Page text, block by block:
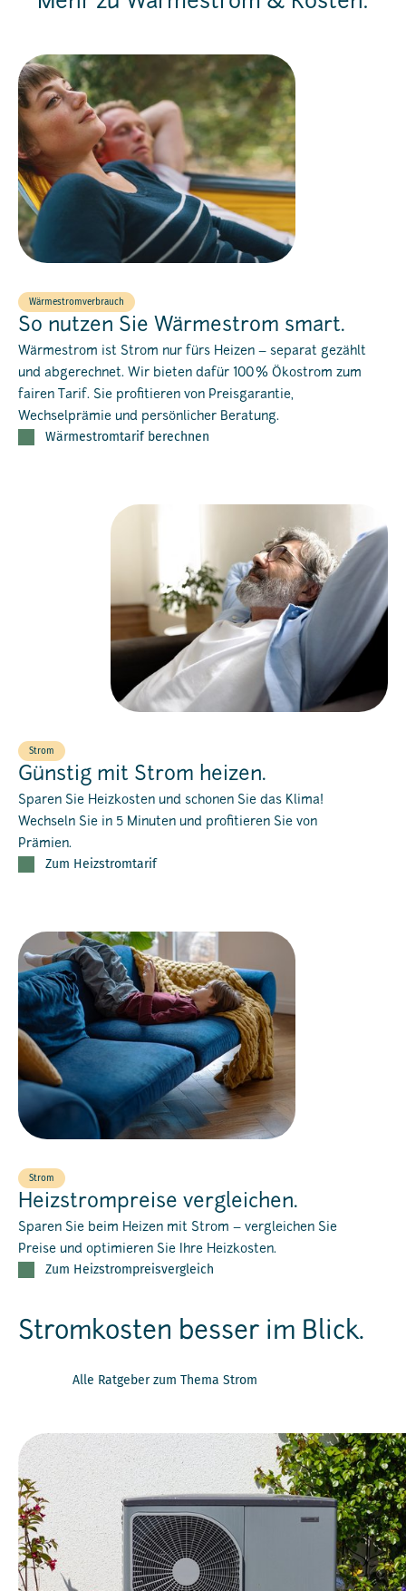
Wärmestromverbrauch
So nutzen Sie Wärmestrom smart.
Wärmestrom ist Strom nur fürs Heizen – separat gezählt
und abgerechnet. Wir bieten dafür 100 % Ökostrom zum
fairen Tarif. Sie profitieren von Preisgarantie,
Wechselprämie und persönlicher Beratung.
Wärmestromtarif berechnen
Strom
Günstig mit Strom heizen.
Sparen Sie Heizkosten und schonen Sie das Klima!
Wechseln Sie in 5 Minuten und profitieren Sie von
Prämien.
Zum Heizstromtarif
Strom
Heizstrompreise vergleichen.
Sparen Sie beim Heizen mit Strom – vergleichen Sie
Preise und optimieren Sie Ihre Heizkosten.
Zum Heizstrompreisvergleich
Stromkosten besser im Blick.
Alle Ratgeber zum Thema Strom